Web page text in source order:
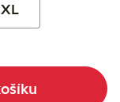
XL